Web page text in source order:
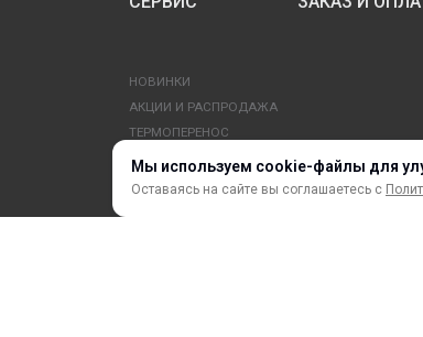
Мы используем cookie-файлы для
Оставаясь на сайте вы соглашаетесь с
НОВИНКИ
АКЦИИ И РАСПРОДАЖА
ТЕРМОПЕРЕНОС
ПРОФИЛИ И ПРОФИЛЬНЫЕ СИСТЕМЫ
КРАСКИ, ЧЕРНИЛА, КАРТРИДЖИ